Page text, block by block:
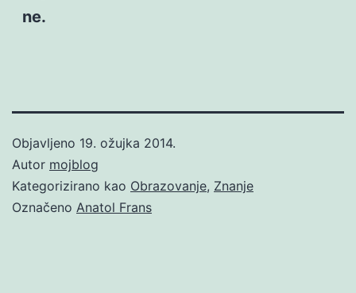
ne.
Objavljeno 19. ožujka 2014.
Autor mojblog
Kategorizirano kao Obrazovanje, Znanje
Označeno Anatol Frans